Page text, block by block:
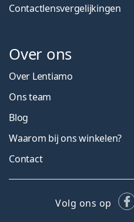
Contactlensvergelijkingen
Over ons
Over Lentiamo
Ons team
Blog
Waarom bij ons winkelen?
Contact
Volg ons op